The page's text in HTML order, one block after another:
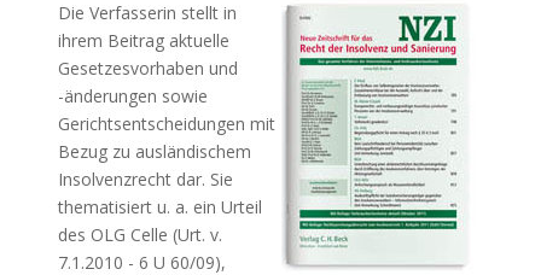
Die Verfasserin stellt in
ihrem Beitrag aktuelle
Gesetzesvorhaben und
-änderungen sowie
Gerichtsentscheidungen mit
Bezug zu ausländischem
Insolvenzrecht dar. Sie
thematisiert u. a. ein Urteil
des OLG Celle (Urt. v.
7.1.2010 - 6 U 60/09),